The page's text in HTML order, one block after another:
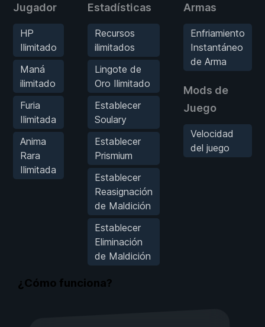
Jugador
HP
Ilimitado
Maná
ilimitado
Furia
Ilimitada
Anima
Rara
Ilimitada
Estadísticas
Recursos
ilimitados
Lingote de
Oro Ilimitado
Establecer
Soulary
Establecer
Prismium
Establecer
Reasignación
de Maldición
Establecer
Eliminación
de Maldición
Armas
Enfriamiento
Instantáneo
de Arma
Mods de
Juego
Velocidad
del juego
¿Cómo funciona?